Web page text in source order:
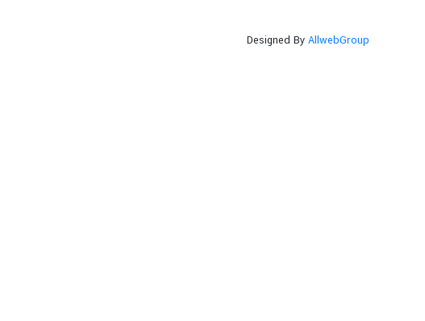
Designed By AllwebGroup